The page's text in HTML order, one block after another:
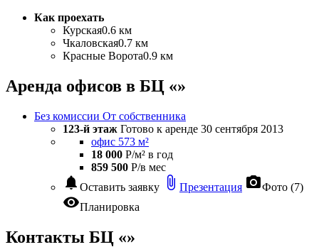
Как проехать
Курская0.6 км
Чкаловская0.7 км
Красные Ворота0.9 км
Аренда офисов в БЦ «»
Без комиссии От собственника
123-й этаж Готово к аренде 30 сентября 2013
офис 573 м²
18 000 Р/м² в год
859 500 Р/в мес
notifications Оставить заявку attach_file Презентация photo_cameraФото (7)
visibilityПланировка
Контакты БЦ «»